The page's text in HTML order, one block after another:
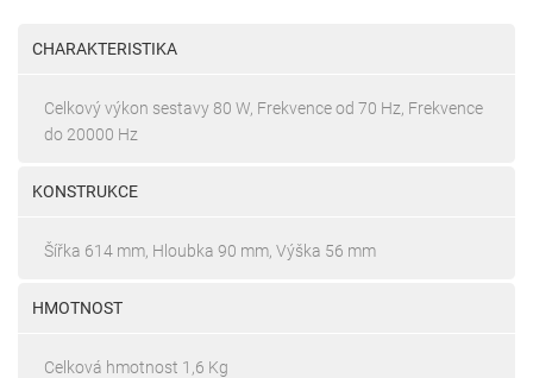
CHARAKTERISTIKA
Celkový výkon sestavy 80 W, Frekvence od 70 Hz, Frekvence
do 20000 Hz
KONSTRUKCE
Šířka 614 mm, Hloubka 90 mm, Výška 56 mm
HMOTNOST
Celková hmotnost 1,6 Kg